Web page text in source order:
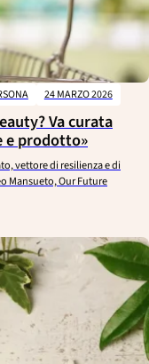
24 MARZO 2026
Va curata
e prodotto»
vettore di resilienza e di
Mansueto, Our Future